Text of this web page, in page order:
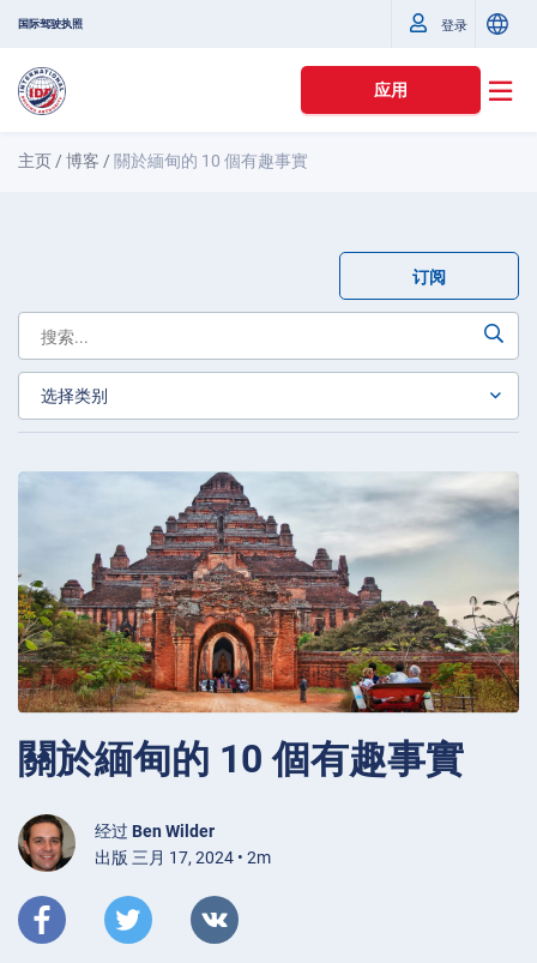
国际驾驶执照 登录
应用
主页 /博客 / 關於緬甸的 10 個有趣事實
订阅
關於緬甸的 10 個有趣事實
经过 Ben Wilder
出版 三月 17, 2024 • 2m